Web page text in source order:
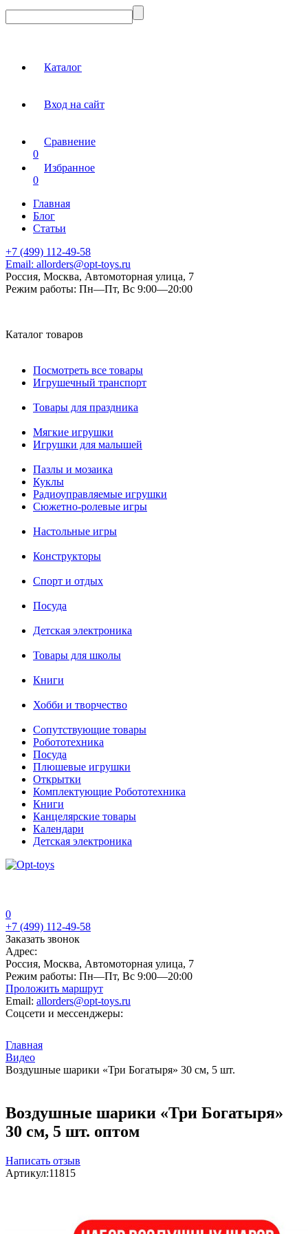
Каталог
Вход на сайт
Сравнение
0
Избранное
0
Главная
Блог
Статьи
+7 (499) 112-49-58
Email: allorders@opt-toys.ru
Россия, Москва, Автомоторная улица, 7
Режим работы: Пн—Пт, Вс 9:00—20:00
Каталог товаров
Посмотреть все товары
Игрушечный транспорт
Товары для праздника
Мягкие игрушки
Игрушки для малышей
Пазлы и мозаика
Куклы
Радиоуправляемые игрушки
Сюжетно-ролевые игры
Настольные игры
Конструкторы
Спорт и отдых
Посуда
Детская электроника
Товары для школы
Книги
Хобби и творчество
Сопутствующие товары
Робототехника
Посуда
Плюшевые игрушки
Открытки
Комплектующие Робототехника
Книги
Канцелярские товары
Календари
Детская электроника
0
+7 (499) 112-49-58
Заказать звонок
Адрес:
Россия, Москва, Автомоторная улица, 7
Режим работы: Пн—Пт, Вс 9:00—20:00
Проложить маршрут
Email: allorders@opt-toys.ru
Соцсети и мессенджеры:
Главная
Видео
Воздушные шарики «Три Богатыря» 30 см, 5 шт.
Воздушные шарики «Три Богатыря»
30 см, 5 шт. оптом
Написать отзыв
Артикул:11815